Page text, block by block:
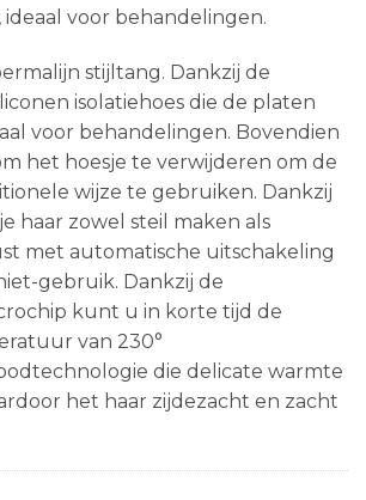
ideaal voor behandelingen.
stijltang. Dankzij de
isolatiehoes die de platen
voor behandelingen. Bovendien
het hoesje te verwijderen om de
wijze te gebruiken. Dankzij
haar zowel steil maken als
met automatische uitschakeling
gebruik. Dankzij de
kunt u in korte tijd de
van 230°
die delicate warmte
het haar zijdezacht en zacht